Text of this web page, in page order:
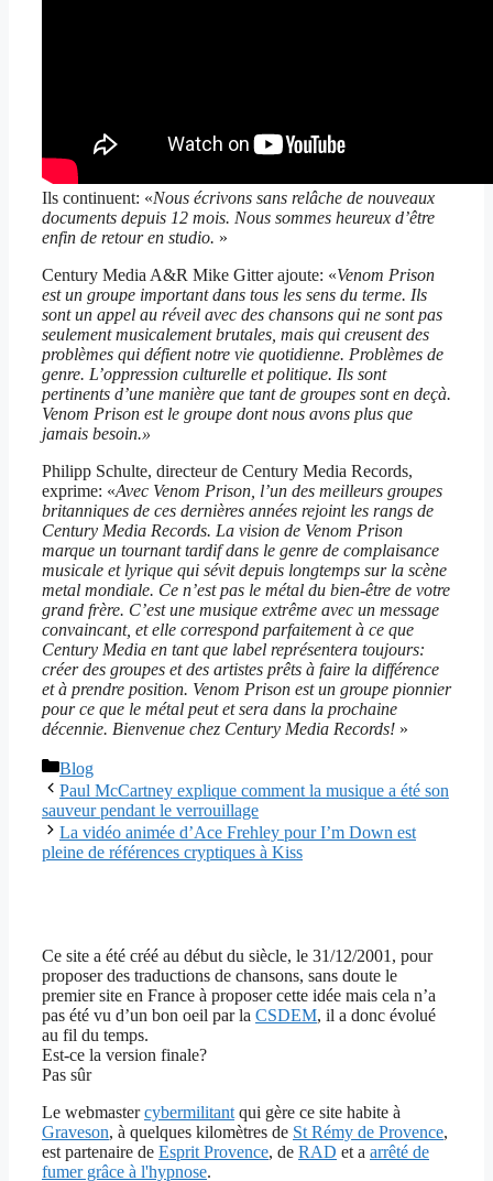
Ils continuent: «Nous écrivons sans relâche de nouveaux
documents depuis 12 mois. Nous sommes heureux d’être
enfin de retour en studio. »
Century Media A&R Mike Gitter ajoute: «Venom Prison
est un groupe important dans tous les sens du terme. Ils
sont un appel au réveil avec des chansons qui ne sont pas
seulement musicalement brutales, mais qui creusent des
problèmes qui défient notre vie quotidienne. Problèmes de
genre. L’oppression culturelle et politique. Ils sont
pertinents d’une manière que tant de groupes sont en deçà.
Venom Prison est le groupe dont nous avons plus que
jamais besoin.»
Philipp Schulte, directeur de Century Media Records,
exprime: «Avec Venom Prison, l’un des meilleurs groupes
britanniques de ces dernières années rejoint les rangs de
Century Media Records. La vision de Venom Prison
marque un tournant tardif dans le genre de complaisance
musicale et lyrique qui sévit depuis longtemps sur la scène
metal mondiale. Ce n’est pas le métal du bien-être de votre
grand frère. C’est une musique extrême avec un message
convaincant, et elle correspond parfaitement à ce que
Century Media en tant que label représentera toujours:
créer des groupes et des artistes prêts à faire la différence
et à prendre position. Venom Prison est un groupe pionnier
pour ce que le métal peut et sera dans la prochaine
décennie. Bienvenue chez Century Media Records! »
Catégories
Blog
Paul McCartney explique comment la musique a été son
sauveur pendant le verrouillage
La vidéo animée d’Ace Frehley pour I’m Down est
pleine de références cryptiques à Kiss
Ce site a été créé au début du siècle, le 31/12/2001, pour
proposer des traductions de chansons, sans doute le
premier site en France à proposer cette idée mais cela n’a
pas été vu d’un bon oeil par la CSDEM, il a donc évolué
au fil du temps.
Est-ce la version finale?
Pas sûr
Le webmastercybermilitant qui gère ce site habite à
Graveson, à quelques kilomètres de St Rémy de Provence,
est partenaire de Esprit Provence, de RAD et a arrêté de
fumer grâce à l'hypnose.